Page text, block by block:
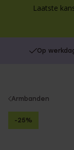
Laatste
Op
You
are
here:
Armbanden
-25%